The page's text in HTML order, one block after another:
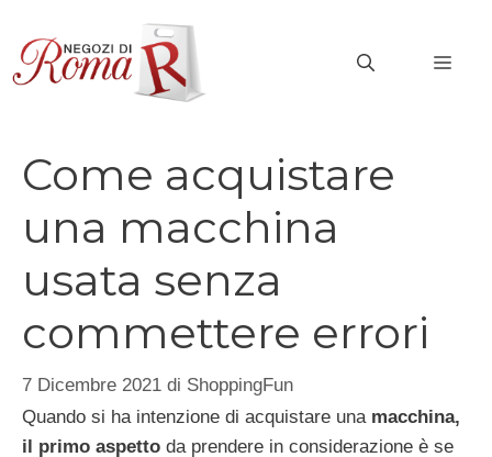
contenuto
Come acquistare
una macchina
usata senza
commettere errori
7 Dicembre 2021 di ShoppingFun
Quando si ha intenzione di acquistare una macchina,
il primo aspetto da prendere in considerazione è se